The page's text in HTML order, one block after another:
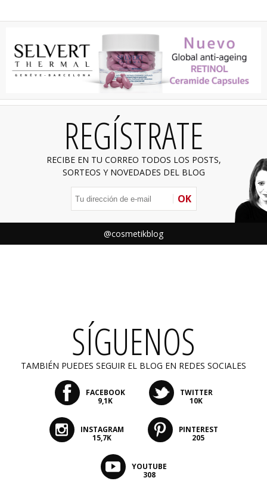
REGÍSTRATE
RECIBE EN TU CORREO TODOS LOS POSTS,
SORTEOS Y NOVEDADES DEL BLOG
OK
@cosmetikblog
SÍGUENOS
TAMBIÉN PUEDES SEGUIR EL BLOG EN REDES SOCIALES
FACEBOOK
9,1K
TWITTER
10K
INSTAGRAM
15,7K
PINTEREST
205
YOUTUBE
308